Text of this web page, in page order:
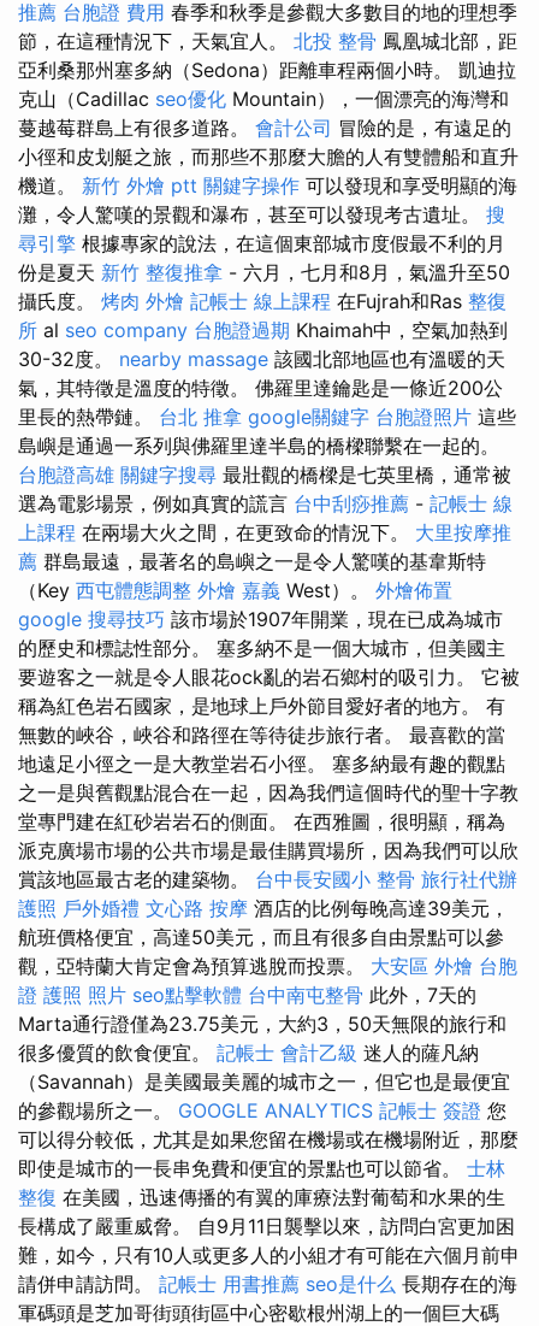
推薦 台胞證 費用 春季和秋季是參觀大多數目的地的理想季
節，在這種情況下，天氣宜人。 北投 整骨 鳳凰城北部，距
亞利桑那州塞多納（Sedona）距離車程兩個小時。 凱迪拉
克山（Cadillac seo優化 Mountain），一個漂亮的海灣和
蔓越莓群島上有很多道路。 會計公司 冒險的是，有遠足的
小徑和皮划艇之旅，而那些不那麼大膽的人有雙體船和直升
機道。 新竹 外燴 ptt 關鍵字操作 可以發現和享受明顯的海
灘，令人驚嘆的景觀和瀑布，甚至可以發現考古遺址。 搜
尋引擎 根據專家的說法，在這個東部城市度假最不利的月
份是夏天 新竹 整復推拿 - 六月，七月和8月，氣溫升至50
攝氏度。 烤肉 外燴 記帳士 線上課程 在Fujrah和Ras 整復
所 al seo company 台胞證過期 Khaimah中，空氣加熱到
30-32度。 nearby massage 該國北部地區也有溫暖的天
氣，其特徵是溫度的特徵。 佛羅里達鑰匙是一條近200公
里長的熱帶鏈。 台北 推拿 google關鍵字 台胞證照片 這些
島嶼是通過一系列與佛羅里達半島的橋樑聯繫在一起的。
台胞證高雄 關鍵字搜尋 最壯觀的橋樑是七英里橋，通常被
選為電影場景，例如真實的謊言 台中刮痧推薦 - 記帳士 線
上課程 在兩場大火之間，在更致命的情況下。 大里按摩推
薦 群島最遠，最著名的島嶼之一是令人驚嘆的基韋斯特
（Key 西屯體態調整 外燴 嘉義 West）。 外燴佈置
google 搜尋技巧 該市場於1907年開業，現在已成為城市
的歷史和標誌性部分。 塞多納不是一個大城市，但美國主
要遊客之一就是令人眼花ock亂的岩石鄉村的吸引力。 它被
稱為紅色岩石國家，是地球上戶外節目愛好者的地方。 有
無數的峽谷，峽谷和路徑在等待徒步旅行者。 最喜歡的當
地遠足小徑之一是大教堂岩石小徑。 塞多納最有趣的觀點
之一是與舊觀點混合在一起，因為我們這個時代的聖十字教
堂專門建在紅砂岩岩石的側面。 在西雅圖，很明顯，稱為
派克廣場市場的公共市場是最佳購買場所，因為我們可以欣
賞該地區最古老的建築物。 台中長安國小 整骨 旅行社代辦
護照 戶外婚禮 文心路 按摩 酒店的比例每晚高達39美元，
航班價格便宜，高達50美元，而且有很多自由景點可以參
觀，亞特蘭大肯定會為預算逃脫而投票。 大安區 外燴 台胞
證 護照 照片 seo點擊軟體 台中南屯整骨 此外，7天的
Marta通行證僅為23.75美元，大約3，50天無限的旅行和
很多優質的飲食便宜。 記帳士 會計乙級 迷人的薩凡納
（Savannah）是美國最美麗的城市之一，但它也是最便宜
的參觀場所之一。 GOOGLE ANALYTICS 記帳士 簽證 您
可以得分較低，尤其是如果您留在機場或在機場附近，那麼
即使是城市的一長串免費和便宜的景點也可以節省。 士林
整復 在美國，迅速傳播的有翼的庫療法對葡萄和水果的生
長構成了嚴重威脅。 自9月11日襲擊以來，訪問白宮更加困
難，如今，只有10人或更多人的小組才有可能在六個月前申
請併申請訪問。 記帳士 用書推薦 seo是什么 長期存在的海
軍碼頭是芝加哥街頭街區中心密歇根州湖上的一個巨大碼